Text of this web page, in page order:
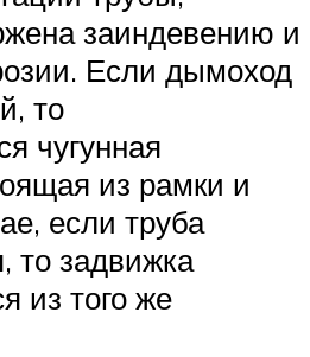
заиндевению и
Если дымоход
то
чугунная
из рамки и
если труба
то задвижка
из того же